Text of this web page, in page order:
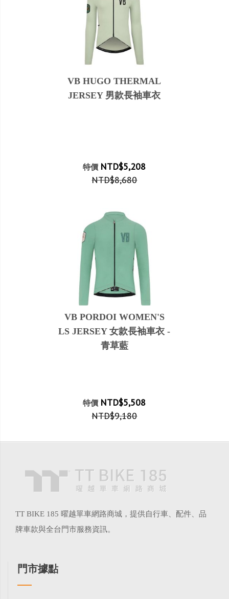
VB HUGO THERMAL
JERSEY 男款長袖車衣
特價 NTD$5,208
NTD$8,680
VB PORDOI WOMEN'S
LS JERSEY 女款長袖車衣 -
青草藍
特價 NTD$5,508
NTD$9,180
TT BIKE 185 曜越單車網路商城，提供自行車、配件、品
牌車款與全台門市服務資訊。
門市據點